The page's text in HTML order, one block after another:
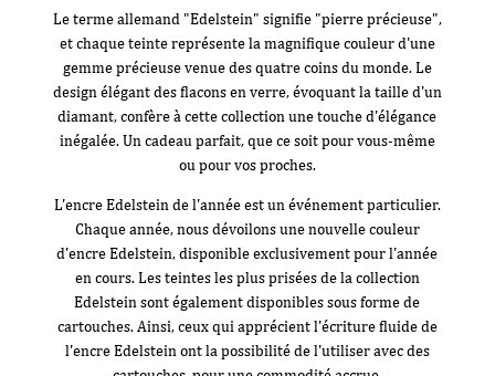
Le terme allemand "Edelstein" signifie "pierre précieuse",
et chaque teinte représente la magnifique couleur d'une
gemme précieuse venue des quatre coins du monde. Le
design élégant des flacons en verre, évoquant la taille d'un
diamant, confère à cette collection une touche d'élégance
inégalée. Un cadeau parfait, que ce soit pour vous-même
ou pour vos proches.
L'encre Edelstein de l'année est un événement particulier.
Chaque année, nous dévoilons une nouvelle couleur
d'encre Edelstein, disponible exclusivement pour l'année
en cours. Les teintes les plus prisées de la collection
Edelstein sont également disponibles sous forme de
cartouches. Ainsi, ceux qui apprécient l'écriture fluide de
l'encre Edelstein ont la possibilité de l'utiliser avec des